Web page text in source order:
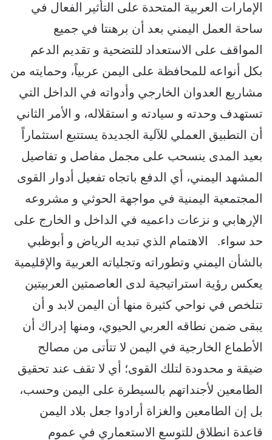
الإمارات العربية المتحدة على التأثير الفعال في
ساحة العمل اليمني بعد أن برهنتا في جميع
المواقف على الاستعداد للتضحية و تقديم الدعم
بكل أنواعه للمحافظة على اليمن عربياً، وحمايته من
مشاريع العدوان الخارجي وأدواته في الداخل التي
تستهدف وحدته و سيادته و استقلاله، و الأمر الثاني
أن التطبيق العملي للآلية الجديدة يستتبع استثماراً
بعيد المدى ينسحب على مجمل مفاصل و تفاصيل
المشهد اليمني، أي الدفع باتجاه تفعيل أدوار القوى
المجتمعية اليمنية في مواجهة الحوثي و مشروعه
الإرهابي و نزعات داعميه في الداخل و الخارج على
حد سواء. الاهتمام الذي تبديه الرياض و أبوظبي
بالشأن اليمني وتطوراته وتجلياته العربية والإقليمية
يعكس رؤية استراتيجية لدى العاصمتين العربيتين
تتلخص في نواحي كثيرة منها أن اليمن لابد و أن
يبقى ضمن نطاقه العربي الحيوي، ومنها إدراك أن
الأطماع الخارجية في اليمن لا تتأتى من مصالح
ضيقة و محدودة لتلك القوى؛ أي لا تقف عند تحقيق
الطامعين لأجنداتهم بالسيطرة على اليمن وحسب،
بل إن الطامعين والغزاة أرادوا جعل بلاد اليمن
قاعدة انطلاق للتوسع الاستعماري في عموم